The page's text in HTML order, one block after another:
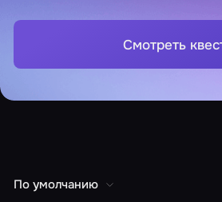
Смотреть
По умолчанию